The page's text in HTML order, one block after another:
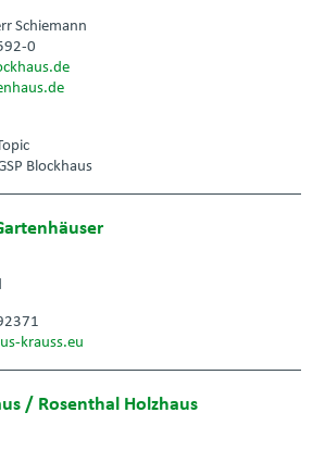
Schiemann
0
Blockhaus
krauss.eu
/ Rosenthal Holzhaus